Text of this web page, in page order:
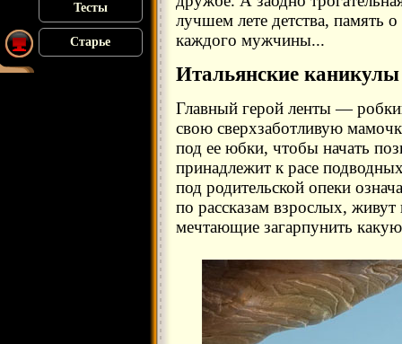
Тесты
Старье
лучшем лете детства, память
каждого мужчины...
Итальянские каникулы
Главный герой ленты —
свою сверхзаботливую
под ее юбки, чтобы начать
принадлежит к расе
под родительской опеки
по рассказам взрослых,
мечтающие загарпунить